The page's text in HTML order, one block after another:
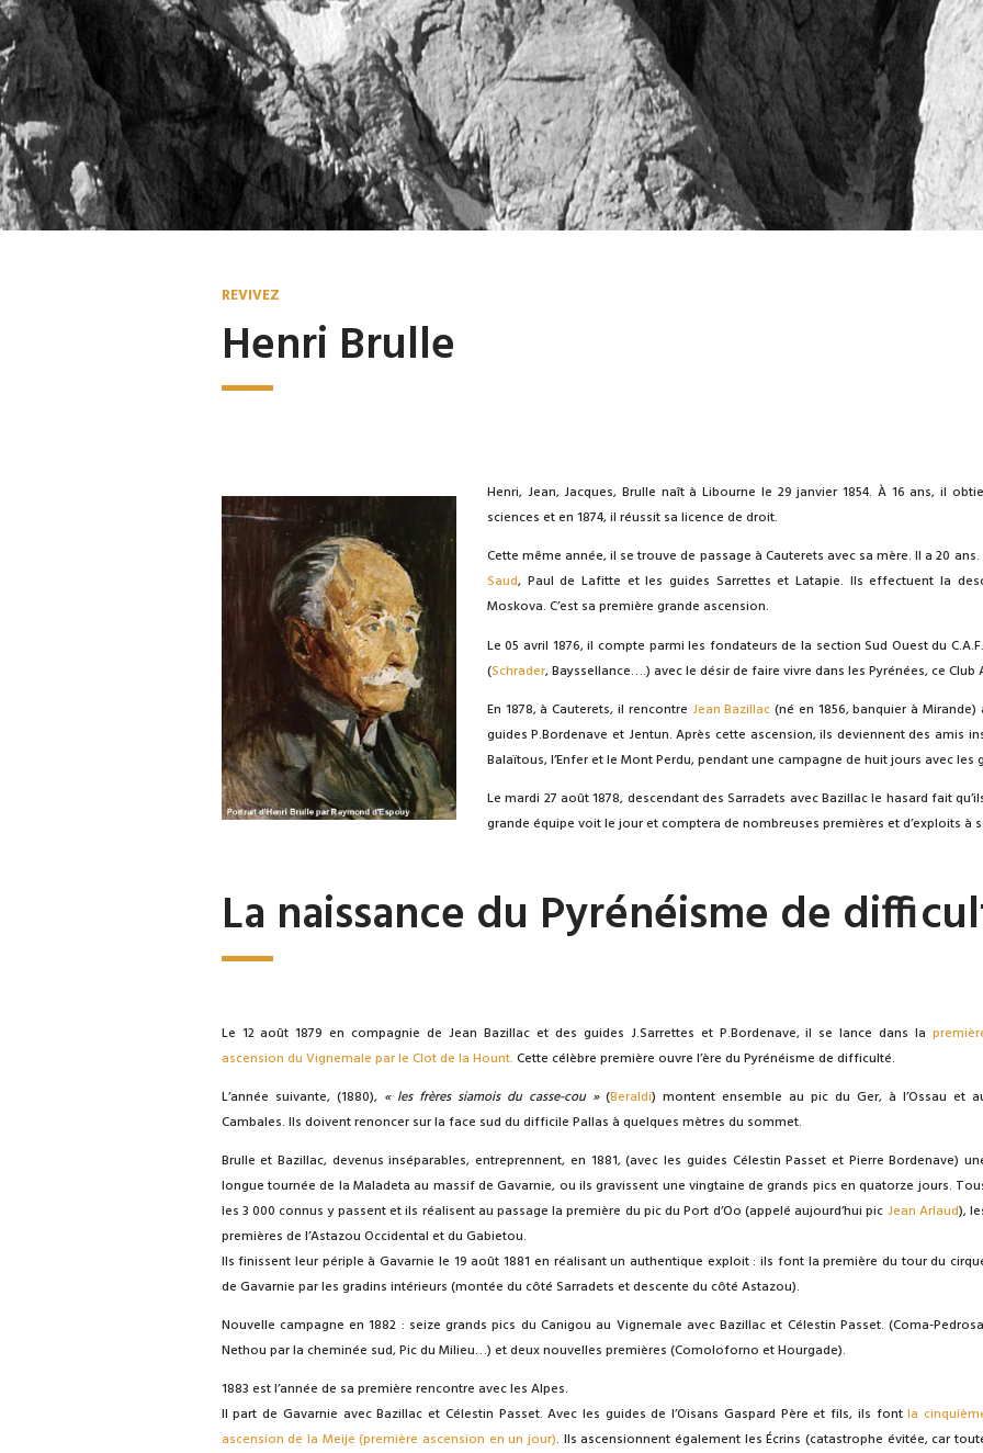
REVIVEZ
Henri Brulle
Henri, Jean, Jacques, Brulle naît à Libourne le 29 janvier 1854. À 16 ans, il
sciences et en 1874, il réussit sa licence de droit.
Cette même année, il se trouve de passage à Cauterets avec sa mère. Il a 20
Saud, Paul de Lafitte et les guides Sarrettes et Latapie. Ils effectuent la
Moskova. C’est sa première grande ascension.
Le 05 avril 1876, il compte parmi les fondateurs de la section Sud Ouest du
(Schrader, Bayssellance….) avec le désir de faire vivre dans les Pyrénées, ce Club
En 1878, à Cauterets, il rencontre Jean Bazillac (né en 1856, banquier à
guides P.Bordenave et Jentun. Après cette ascension, ils deviennent des amis
Balaïtous, l’Enfer et le Mont Perdu, pendant une campagne de huit jours avec les
Le mardi 27 août 1878, descendant des Sarradets avec Bazillac le hasard fait
grande équipe voit le jour et comptera de nombreuses premières et d’exploits à
La naissance du Pyrénéisme de
Le 12 août 1879 en compagnie de Jean Bazillac et des guides J.Sarrettes et P.Bordenave, il se lance dans la
ascension du Vignemale par le Clot de la Hount. Cette célèbre première ouvre l’ère du Pyrénéisme de difficulté.
L’année suivante, (1880), « les frères siamois du casse-cou »(Beraldi) montent ensemble au pic du Ger, à l’Ossau et
Cambales. Ils doivent renoncer sur la face sud du difficile Pallas à quelques mètres du sommet.
Brulle et Bazillac, devenus inséparables, entreprennent, en 1881, (avec les guides Célestin Passet et Pierre Bordenave)
longue tournée de la Maladeta au massif de Gavarnie, ou ils gravissent une vingtaine de grands pics en quatorze jours.
les 3 000 connus y passent et ils réalisent au passage la première du pic du Port d’Oo (appelé aujourd’hui pic Jean Arlaud),
premières de l’Astazou Occidental et du Gabietou.
Ils finissent leur périple à Gavarnie le 19 août 1881 en réalisant un authentique exploit : ils font la première du tour du
de Gavarnie par les gradins intérieurs (montée du côté Sarradets et descente du côté Astazou).
Nouvelle campagne en 1882 : seize grands pics du Canigou au Vignemale avec Bazillac et Célestin Passet. (Coma-
Nethou par la cheminée sud, Pic du Milieu…) et deux nouvelles premières (Comoloforno et Hourgade).
1883 est l’année de sa première rencontre avec les Alpes.
Il part de Gavarnie avec Bazillac et Célestin Passet. Avec les guides de l’Oisans Gaspard Père et fils, ils fontla
ascension de la Meije (première ascension en un jour). Ils ascensionnent également les Écrins (catastrophe évitée, car